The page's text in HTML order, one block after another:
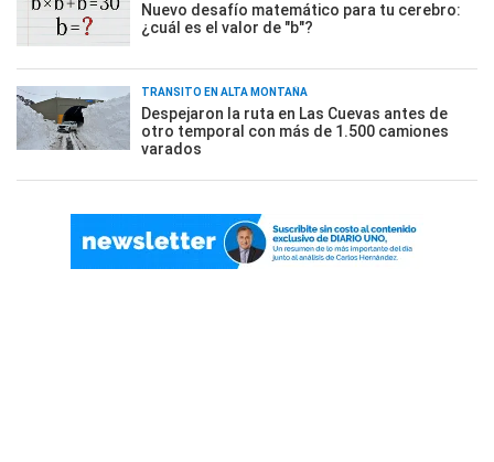
Nuevo desafío matemático para tu cerebro:
¿cuál es el valor de "b"?
TRÁNSITO EN ALTA MONTAÑA
Despejaron la ruta en Las Cuevas antes de
otro temporal con más de 1.500 camiones
varados